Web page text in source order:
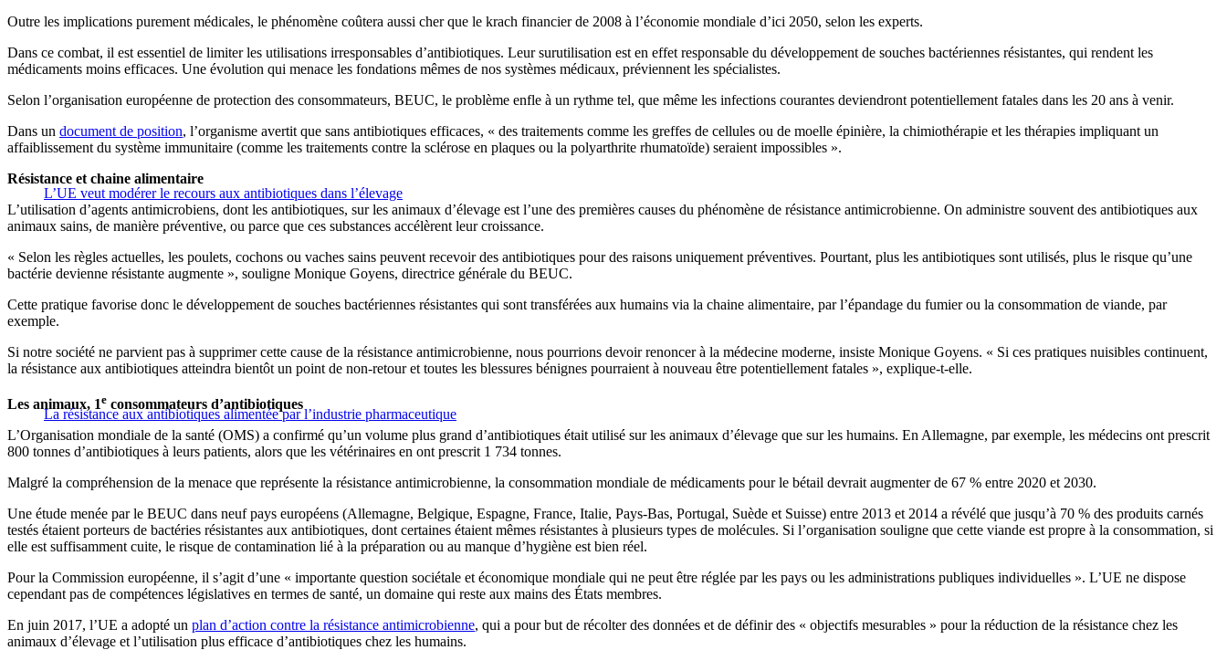
Outre les implications purement médicales, le phénomène coûtera aussi cher que le krach financier de 2008 à l’économie mondiale d’ici 2050, selon les experts.
Dans ce combat, il est essentiel de limiter les utilisations irresponsables d’antibiotiques. Leur surutilisation est en effet responsable du développement de souches bactériennes résistantes, qui rendent les
médicaments moins efficaces. Une évolution qui menace les fondations mêmes de nos systèmes médicaux, préviennent les spécialistes.
Selon l’organisation européenne de protection des consommateurs, BEUC, le problème enfle à un rythme tel, que même les infections courantes deviendront potentiellement fatales dans les 20 ans à venir.
Dans un document de position, l’organisme avertit que sans antibiotiques efficaces, « des traitements comme les greffes de cellules ou de moelle épinière, la chimiothérapie et les thérapies impliquant un
affaiblissement du système immunitaire (comme les traitements contre la sclérose en plaques ou la polyarthrite rhumatoïde) seraient impossibles ».
L’UE veut modérer le recours aux antibiotiques dans l’élevage
Résistance et chaine alimentaire
L’utilisation d’agents antimicrobiens, dont les antibiotiques, sur les animaux d’élevage est l’une des premières causes du phénomène de résistance antimicrobienne. On administre souvent des antibiotiques aux
animaux sains, de manière préventive, ou parce que ces substances accélèrent leur croissance.
« Selon les règles actuelles, les poulets, cochons ou vaches sains peuvent recevoir des antibiotiques pour des raisons uniquement préventives. Pourtant, plus les antibiotiques sont utilisés, plus le risque qu’une
bactérie devienne résistante augmente », souligne Monique Goyens, directrice générale du BEUC.
Cette pratique favorise donc le développement de souches bactériennes résistantes qui sont transférées aux humains via la chaine alimentaire, par l’épandage du fumier ou la consommation de viande, par
exemple.
Si notre société ne parvient pas à supprimer cette cause de la résistance antimicrobienne, nous pourrions devoir renoncer à la médecine moderne, insiste Monique Goyens. « Si ces pratiques nuisibles continuent,
la résistance aux antibiotiques atteindra bientôt un point de non-retour et toutes les blessures bénignes pourraient à nouveau être potentiellement fatales », explique-t-elle.
La résistance aux antibiotiques alimentée par l’industrie pharmaceutique
Les animaux, 1e consommateurs d’antibiotiques
L’Organisation mondiale de la santé (OMS) a confirmé qu’un volume plus grand d’antibiotiques était utilisé sur les animaux d’élevage que sur les humains. En Allemagne, par exemple, les médecins ont prescrit
800 tonnes d’antibiotiques à leurs patients, alors que les vétérinaires en ont prescrit 1 734 tonnes.
Malgré la compréhension de la menace que représente la résistance antimicrobienne, la consommation mondiale de médicaments pour le bétail devrait augmenter de 67 % entre 2020 et 2030.
Une étude menée par le BEUC dans neuf pays européens (Allemagne, Belgique, Espagne, France, Italie, Pays-Bas, Portugal, Suède et Suisse) entre 2013 et 2014 a révélé que jusqu’à 70 % des produits carnés
testés étaient porteurs de bactéries résistantes aux antibiotiques, dont certaines étaient mêmes résistantes à plusieurs types de molécules. Si l’organisation souligne que cette viande est propre à la consommation, si
elle est suffisamment cuite, le risque de contamination lié à la préparation ou au manque d’hygiène est bien réel.
Pour la Commission européenne, il s’agit d’une « importante question sociétale et économique mondiale qui ne peut être réglée par les pays ou les administrations publiques individuelles ». L’UE ne dispose
cependant pas de compétences législatives en termes de santé, un domaine qui reste aux mains des États membres.
En juin 2017, l’UE a adopté un plan d’action contre la résistance antimicrobienne, qui a pour but de récolter des données et de définir des « objectifs mesurables » pour la réduction de la résistance chez les
animaux d’élevage et l’utilisation plus efficace d’antibiotiques chez les humains.